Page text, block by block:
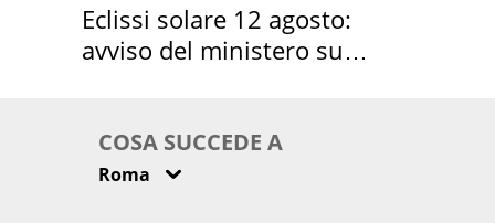
Eclissi solare 12 agosto:
avviso del ministero su